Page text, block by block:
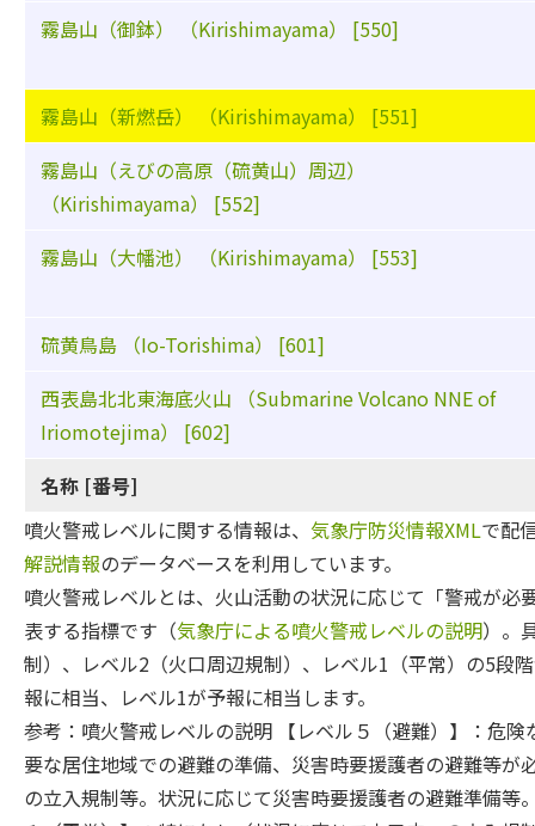
霧島山（御鉢） （Kirishimayama） [550]
霧島山（新燃岳） （Kirishimayama） [551]
霧島山（えびの高原（硫黄山）周辺）
（Kirishimayama） [552]
霧島山（大幡池） （Kirishimayama） [553]
硫黄鳥島 （Io-Torishima） [601]
西表島北北東海底火山 （Submarine Volcano NNE of
Iriomotejima） [602]
名称 [番号]
噴火警戒レベルに関する情報は、 気象庁防災情報XMLで配
解説情報のデータベースを利用しています。
噴火警戒レベルとは、火山活動の状況に応じて「警戒が
表する指標です（気象庁による噴火警戒レベルの説明）。
制）、レベル2（火口周辺規制）、レベル1（平常）の5段
報に相当、レベル1が予報に相当します。
参考：噴火警戒レベルの説明 【レベル５（避難）】：危
要な居住地域での避難の準備、災害時要援護者の避難等
の立入規制等。状況に応じて災害時要援護者の避難準備